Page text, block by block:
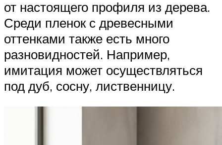
от настоящего профиля из дерева.
Среди пленок с древесными
оттенками также есть много
разновидностей. Например,
имитация может осуществляться
под дуб, сосну, лиственницу.